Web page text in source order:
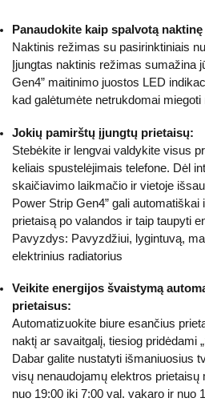
Panaudokite kaip spalvotą
Naktinis režimas su pasirinktiniais
Įjungtas naktinis režimas sumažina
Gen4” maitinimo juostos LED
kad galėtumėte netrukdomai miegoti
Jokių pamirštų įjungtų prietaisų:
Stebėkite ir lengvai valdykite visus
keliais spustelėjimais telefone. Dėl
skaičiavimo laikmačio ir vietoje
Power Strip Gen4” gali
prietaisą po valandos ir taip taupyti
Pavyzdys: Pavyzdžiui, lygintuvą,
elektrinius radiatorius
Veikite energijos švaistymą
prietaisus:
Automatizuokite biure esančius
naktį ar savaitgalį, tiesiog pridėdami
Dabar galite nustatyti išmaniuosius
visų nenaudojamų elektros prietaisų
nuo 19:00 iki 7:00 val. vakaro ir nuo